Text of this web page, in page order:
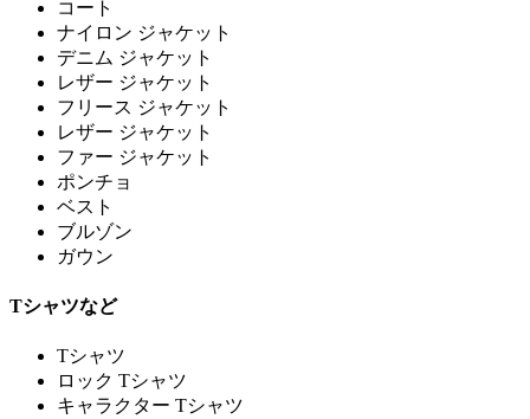
コート
ナイロン ジャケット
デニム ジャケット
レザー ジャケット
フリース ジャケット
レザー ジャケット
ファー ジャケット
ポンチョ
ベスト
ブルゾン
ガウン
Tシャツなど
Tシャツ
ロック Tシャツ
キャラクター Tシャツ